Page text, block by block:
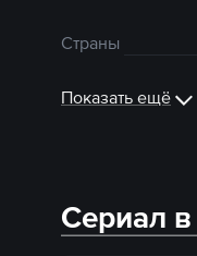
Страны
Показать ещё
Сериал